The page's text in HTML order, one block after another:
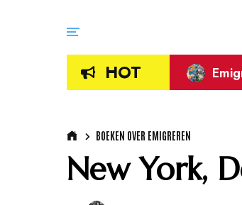
HOT
BOEKEN OVER EMIGREREN
New York,